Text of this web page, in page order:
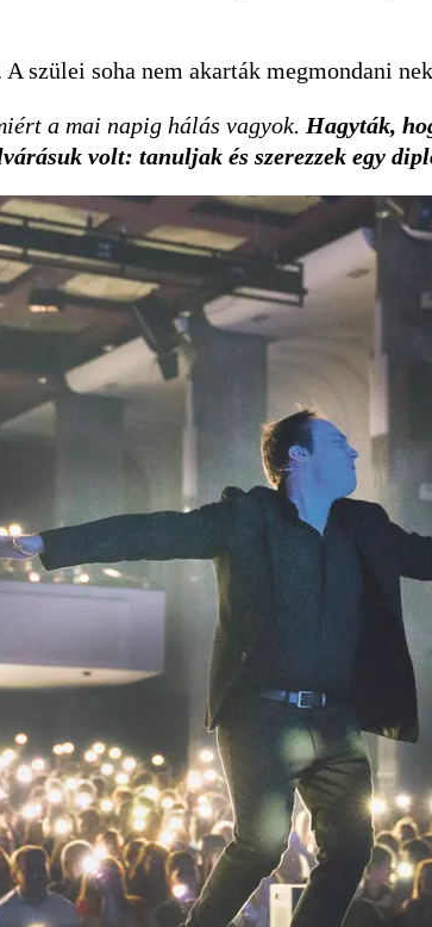
szülei soha nem akarták megmondani
a mai napig hálás vagyok. Hagyták,
volt: tanuljak és szerezzek egy